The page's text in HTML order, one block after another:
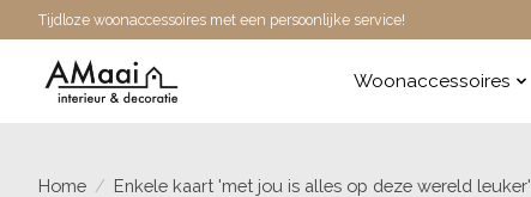
Tijdloze woonaccessoires met een persoonlijke service!
Woonaccessoires
Home / Enkele kaart 'met jou is alles op deze wereld leuker'